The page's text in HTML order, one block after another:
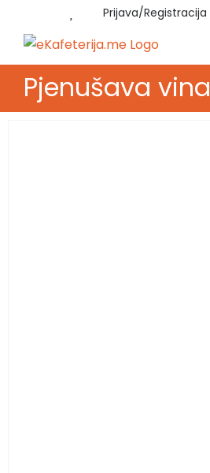
content
Prijava/Registracija
Pjenušava vina